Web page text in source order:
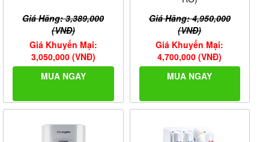
Giá Hãng: 3,389,000
(VNĐ)
Giá Khuyến Mại:
3,050,000 (VNĐ)
MUA NGAY
Giá Hãng: 4,950,000
(VNĐ)
Giá Khuyến Mại:
4,700,000 (VNĐ)
MUA NGAY